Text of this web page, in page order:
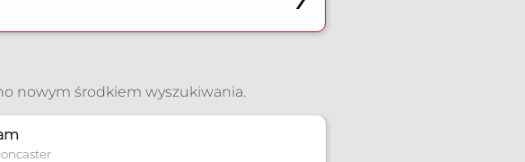
nowym środkiem wyszukiwania.